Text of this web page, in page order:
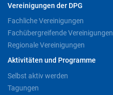
Vereinigungen der DPG
Fachliche Vereinigungen
Fachübergreifende Vereinigungen
Regionale Vereinigungen
Aktivitäten und Programme
Selbst aktiv werden
Tagungen